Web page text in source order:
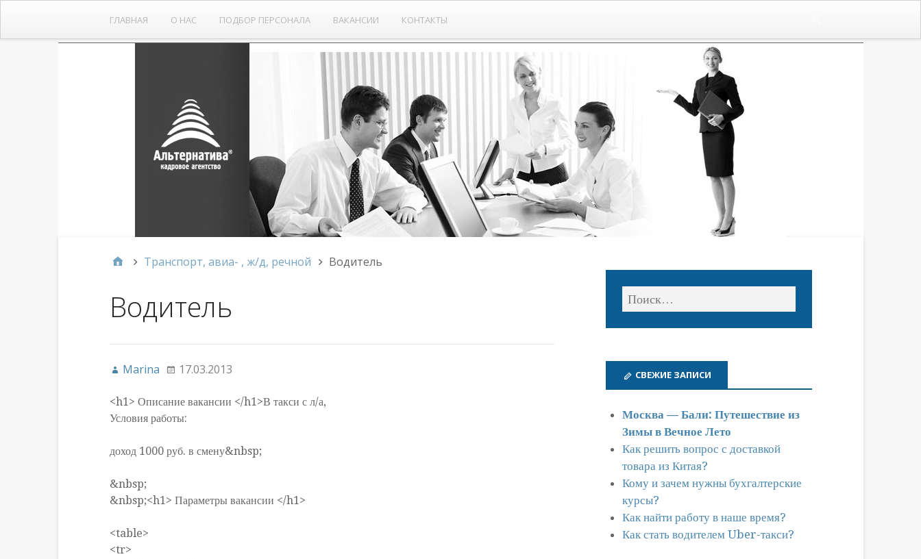
ГЛАВНАЯ О НАС ПОДБОР ПЕРСОНАЛА ВАКАНСИИ КОНТАКТЫ
Транспорт, авиа- , ж/д, речной Водитель
Водитель
Marina 17.03.2013
<h1> Описание вакансии </h1>В такси с л/а,
Условия работы:
доход 1000 руб. в смену&nbsp;
&nbsp;
&nbsp;<h1> Параметры вакансии </h1>
<table>
<tr>
СВЕЖИЕ ЗАПИСИ
Москва — Бали: Путешествие из
Зимы в Вечное Лето
Как решить вопрос с доставкой
товара из Китая?
Кому и зачем нужны бухгалтерские
курсы?
Как найти работу в наше время?
Как стать водителем Uber-такси?